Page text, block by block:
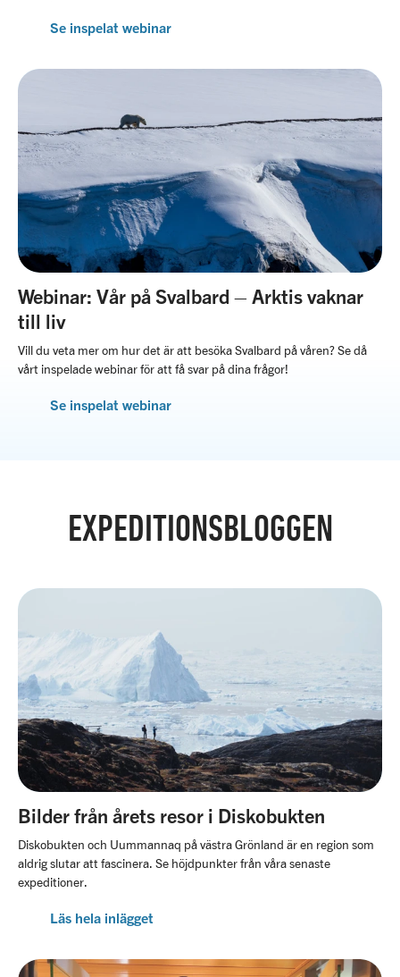
Se inspelat webinar
Webinar: Vår på Svalbard – Arktis vaknar
till liv
Vill du veta mer om hur det är att besöka Svalbard på våren? Se då
vårt inspelade webinar för att få svar på dina frågor!
Se inspelat webinar
EXPEDITIONSBLOGGEN
Bilder från årets resor i Diskobukten
Diskobukten och Uummannaq på västra Grönland är en region som
aldrig slutar att fascinera. Se höjdpunkter från våra senaste
expeditioner.
Läs hela inlägget